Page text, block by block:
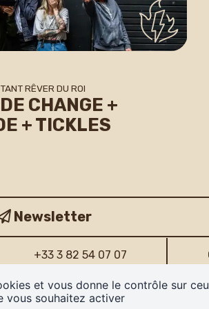
et vous donne le contrôle sur
vous souhaitez activer
RÊVER DU ROI
CHANGE +
+ TICKLES
Newsletter
+33 3 82 54 07 07